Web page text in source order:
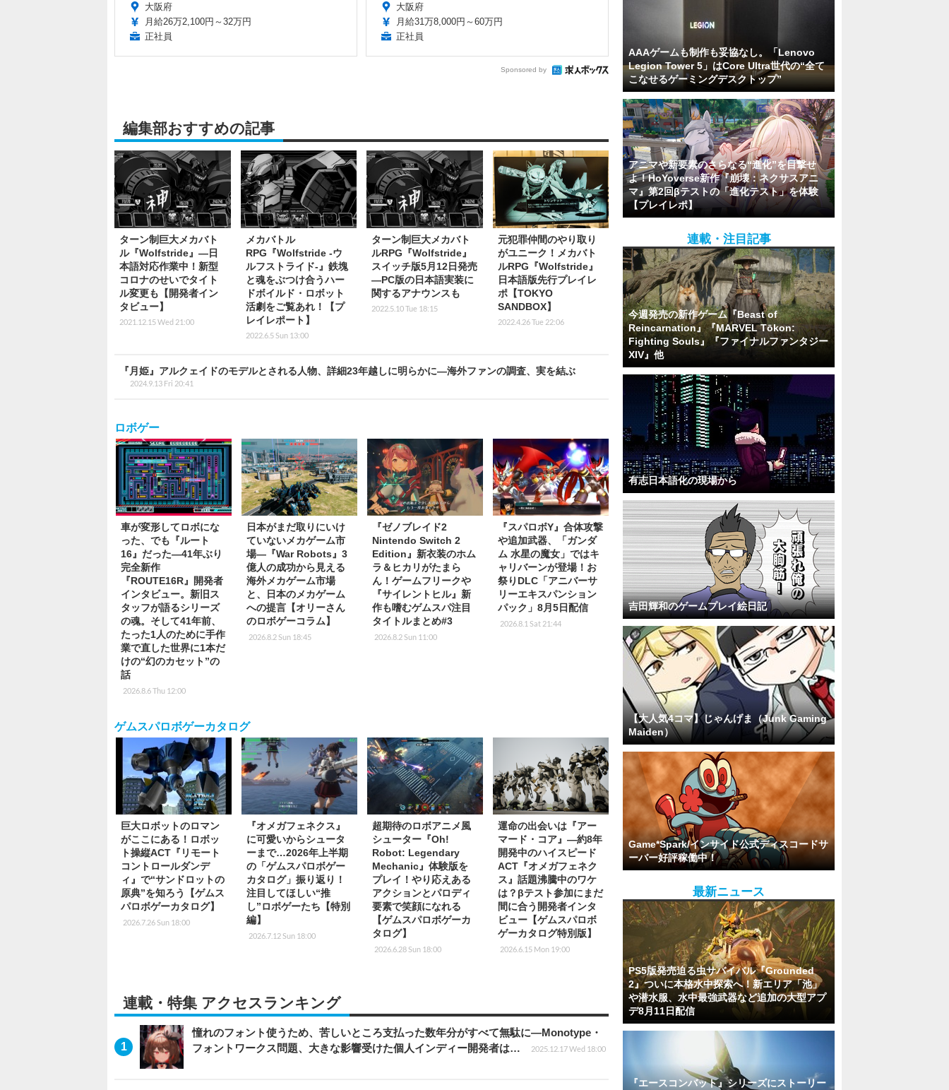
大阪府
月給26万2,100円～32万円
正社員
大阪府
月給31万8,000円～60万円
正社員
Sponsored by
編集部おすすめの記事
ターン制巨大メカバト
ル『Wolfstride』―日
本語対応作業中！新型
コロナのせいでタイト
ル変更も【開発者イン
タビュー】
2021.12.15 Wed 21:00
メカバトル
RPG『Wolfstride -ウ
ルフストライド-』鉄塊
と魂をぶつけ合うハー
ドボイルド・ロボット
活劇をご覧あれ！【プ
レイレポート】
2022.6.5 Sun 13:00
ターン制巨大メカバト
ルRPG『Wolfstride』
スイッチ版5月12日発売
―PC版の日本語実装に
関するアナウンスも
2022.5.10 Tue 18:15
元犯罪仲間のやり取り
がユニーク！メカバト
ルRPG『Wolfstride』
日本語版先行プレイレ
ポ【TOKYO
SANDBOX】
2022.4.26 Tue 22:06
『月姫』アルクェイドのモデルとされる人物、詳細23年越しに明らかに―海外ファンの調査、実を結ぶ
2024.9.13 Fri 20:41
ロボゲー
車が変形してロボにな
った、でも『ルート
16』だった―41年ぶり
完全新作
『ROUTE16R』開発者
インタビュー。新旧ス
タッフが語るシリーズ
の魂。そして41年前、
たった1人のために手作
業で直した世界に1本だ
けの“幻のカセット”の
話
2026.8.6 Thu 12:00
日本がまだ取りにいけ
ていないメカゲーム市
場―『War Robots』3
億人の成功から見える
海外メカゲーム市場
と、日本のメカゲーム
への提言【オリーさん
のロボゲーコラム】
2026.8.2 Sun 18:45
『ゼノブレイド2
Nintendo Switch 2
Edition』新衣装のホム
ラ＆ヒカリがたまら
ん！ゲームフリークや
『サイレントヒル』新
作も嗜むゲムスパ注目
タイトルまとめ#3
2026.8.2 Sun 11:00
『スパロボY』合体攻撃
や追加武器、「ガンダ
ム 水星の魔女」ではキ
ャリバーンが登場！お
祭りDLC「アニバーサ
リーエキスパンション
パック」8月5日配信
2026.8.1 Sat 21:44
ゲムスパロボゲーカタログ
巨大ロボットのロマン
がここにある！ロボッ
ト操縦ACT『リモート
コントロールダンデ
ィ』で“サンドロットの
原典”を知ろう【ゲムス
パロボゲーカタログ】
2026.7.26 Sun 18:00
『オメガフェネクス』
に可愛いからシュータ
ーまで…2026年上半期
の「ゲムスパロボゲー
カタログ」振り返り！
注目してほしい“推
し”ロボゲーたち【特別
編】
2026.7.12 Sun 18:00
超期待のロボアニメ風
シューター『Oh!
Robot: Legendary
Mechanic』体験版を
プレイ！やり応えある
アクションとパロディ
要素で笑顔になれる
【ゲムスパロボゲーカ
タログ】
2026.6.28 Sun 18:00
運命の出会いは『アー
マード・コア』―約8年
開発中のハイスピード
ACT『オメガフェネク
ス』話題沸騰中のワケ
は？βテスト参加にまだ
間に合う開発者インタ
ビュー【ゲムスパロボ
ゲーカタログ特別版】
2026.6.15 Mon 19:00
連載・特集 アクセスランキング
憧れのフォント使うため、苦しいところ支払った数年分がすべて無駄に―Monotype・
フォントワークス問題、大きな影響受けた個人インディー開発者は…
2025.12.17 Wed 18:00
AAAゲームも制作も妥協なし。「Lenovo
Legion Tower 5」はCore Ultra世代の“全て
こなせるゲーミングデスクトップ”
アニマや新要素のさらなる“進化”を目撃せ
よ！HoYoverse新作『崩壊：ネクサスアニ
マ』第2回βテストの「進化テスト」を体験
【プレイレポ】
連載・注目記事
今週発売の新作ゲーム『Beast of
Reincarnation』『MARVEL Tōkon:
Fighting Souls』『ファイナルファンタジー
XIV』他
有志日本語化の現場から
吉田輝和のゲームプレイ絵日記
【大人気4コマ】じゃんげま（Junk Gaming
Maiden）
Game*Spark/インサイド公式ディスコードサ
ーバー好評稼働中！
最新ニュース
PS5版発売迫る虫サバイバル『Grounded
2』ついに本格水中探索へ！新エリア「池」
や潜水服、水中最強武器など追加の大型アプ
デ8月11日配信
『エースコンバット』シリーズにストーリー